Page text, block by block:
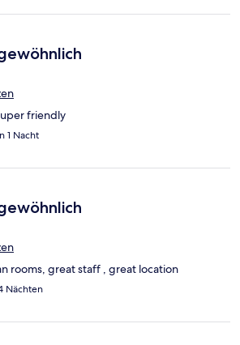
friendly
1 Nacht
rooms, great staff , great location
Nächten